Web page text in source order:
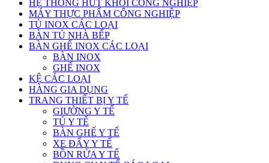
HỆ THỐNG HÚT KHÓI CÔNG NGHIỆP
MÁY THỰC PHẨM CÔNG NGHIỆP
TỦ INOX CÁC LOẠI
BÀN TỦ NHÀ BẾP
BÀN GHẾ INOX CÁC LOẠI
BÀN INOX
GHẾ INOX
KỆ CÁC LOẠI
HÀNG GIA DỤNG
TRANG THIẾT BỊ Y TẾ
GIƯỜNG Y TẾ
TỦ Y TẾ
BÀN GHẾ Y TẾ
XE ĐẨY Y TẾ
BỒN RỬA Y TẾ